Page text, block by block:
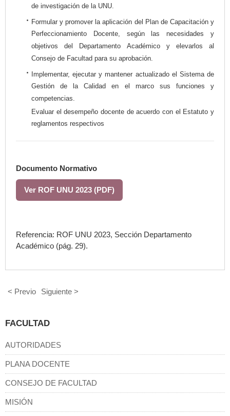
de investigación de la UNU.
Formular y promover la aplicación del Plan de Capacitación y
Perfeccionamiento Docente, según las necesidades y
objetivos del Departamento Académico y elevarlos al
Consejo de Facultad para su aprobación.
Implementar, ejecutar y mantener actualizado el Sistema de
Gestión de la Calidad en el marco sus funciones y
competencias.
Evaluar el desempeño docente de acuerdo con el Estatuto y
reglamentos respectivos
Documento Normativo
Ver ROF UNU 2023 (PDF)
Referencia: ROF UNU 2023, Sección Departamento
Académico (pág. 29).
< Previo Siguiente >
FACULTAD
AUTORIDADES
PLANA DOCENTE
CONSEJO DE FACULTAD
MISIÓN